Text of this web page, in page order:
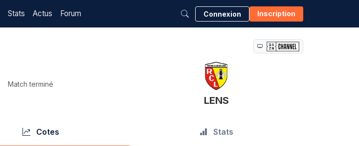
Stats Actus Forum Connexion Inscription
Match terminé
LENS
Cotes Stats